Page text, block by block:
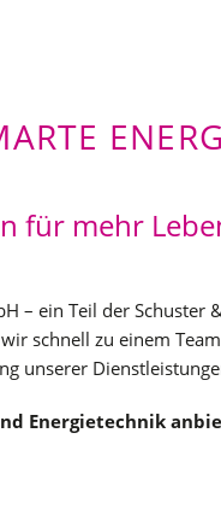
für mehr
– ein Teil der Schuster
schnell zu einem
unserer
Energietechnik